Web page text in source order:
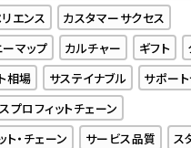
エンス
カスタマーサクセス
マップ
カルチャー ギフト
相場 サステイナブル
サポー
プロフィットチェーン
ト・チェーン
サービス品質
ス